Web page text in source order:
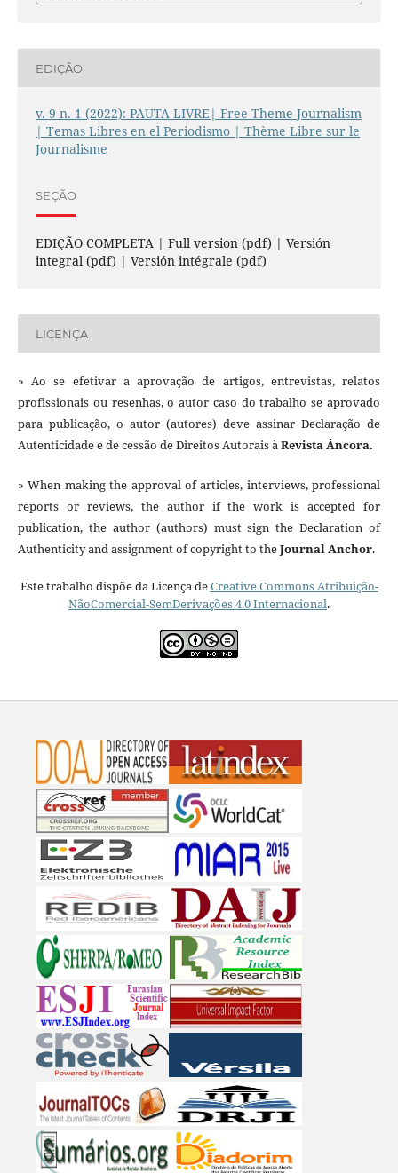
EDIÇÃO
v. 9 n. 1 (2022): PAUTA LIVRE| Free Theme Journalism
| Temas Libres en el Periodismo | Thème Libre sur le
Journalisme
SEÇÃO
EDIÇÃO COMPLETA | Full version (pdf) | Versión
integral (pdf) | Versión intégrale (pdf)
LICENÇA
» Ao se efetivar a aprovação de artigos, entrevistas, relatos
profissionais ou resenhas, o autor caso do trabalho se aprovado
para publicação, o autor (autores) deve assinar Declaração de
Autenticidade e de cessão de Direitos Autorais àRevista Âncora.
» When making the approval of articles, interviews, professional
reports or reviews, the author if the work is accepted for
publication, the author (authors) must sign the Declaration of
Authenticity and assignment of copyright to theJournal Anchor.
Este trabalho dispõe da Licença deCreative Commons Atribuição-
NãoComercial-SemDerivações 4.0 Internacional.